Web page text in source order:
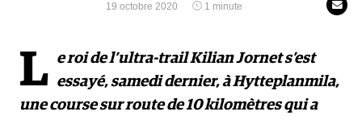
19 octobre 2020 1 minute
L e roi de l’ultra-trail Kilian Jornet s’est
essayé, samedi dernier, à Hytteplanmila,
une course sur route de 10 kilomètres qui a